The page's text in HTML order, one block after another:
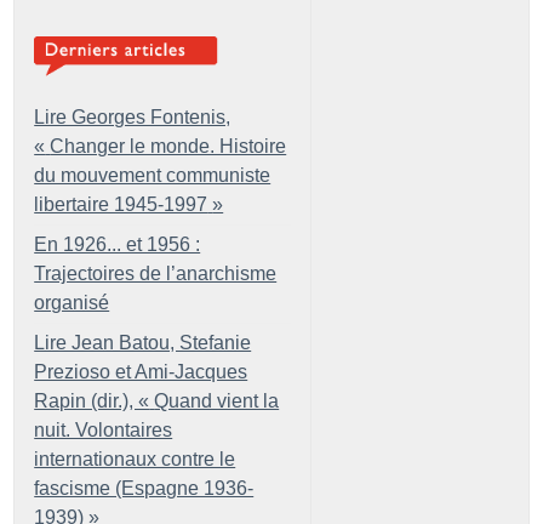
Lire Georges Fontenis,
« Changer le monde. Histoire
du mouvement communiste
libertaire 1945-1997 »
En 1926... et 1956 :
Trajectoires de l’anarchisme
organisé
Lire Jean Batou, Stefanie
Prezioso et Ami-Jacques
Rapin (dir.), « Quand vient la
nuit. Volontaires
internationaux contre le
fascisme (Espagne 1936-
1939) »